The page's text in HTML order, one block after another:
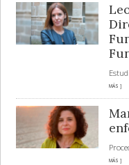
MÁS ]
MÁS ]